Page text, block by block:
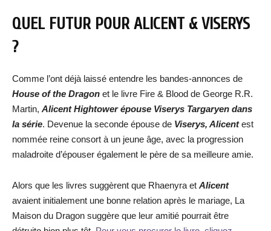
QUEL FUTUR POUR ALICENT & VISERYS
?
Comme l’ont déjà laissé entendre les bandes-annonces de
House of the Dragon et le livre Fire & Blood de George R.R.
Martin, Alicent Hightower épouse Viserys Targaryen dans
la série. Devenue la seconde épouse de Viserys, Alicentest
nommée reine consort à un jeune âge, avec la progression
maladroite d’épouser également le père de sa meilleure amie.
Alors que les livres suggèrent que Rhaenyra et Alicent
avaient initialement une bonne relation après le mariage, La
Maison du Dragon suggère que leur amitié pourrait être